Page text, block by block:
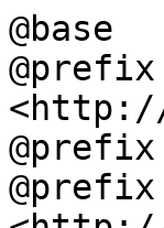
@prefix
<http://